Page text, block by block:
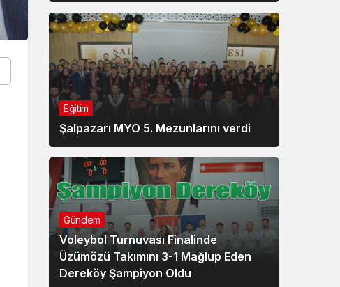
Eğitim
Şalpazarı MYO 5. Mezunlarını verdi
Gündem
Voleybol Turnuvası Finalinde
Üzümözü Takımını 3-1 Mağlup Eden
Dereköy Şampiyon Oldu